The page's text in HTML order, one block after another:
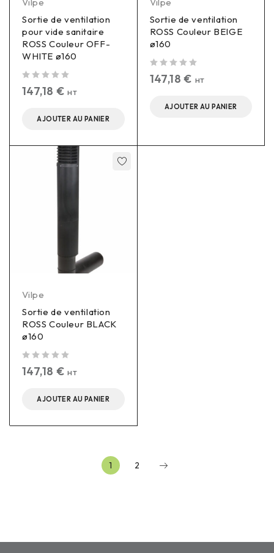
Sortie de ventilation
pour vide sanitaire
ROSS Couleur OFF-
WHITE ø160
147,18 € HT
AJOUTER AU PANIER
Sortie de ventilation
ROSS Couleur BEIGE
ø160
147,18€ HT
AJOUTER AU PANIER
Vilpe
Sortie de ventilation
ROSS Couleur BLACK
ø160
147,18 € HT
AJOUTER AU PANIER
1 2